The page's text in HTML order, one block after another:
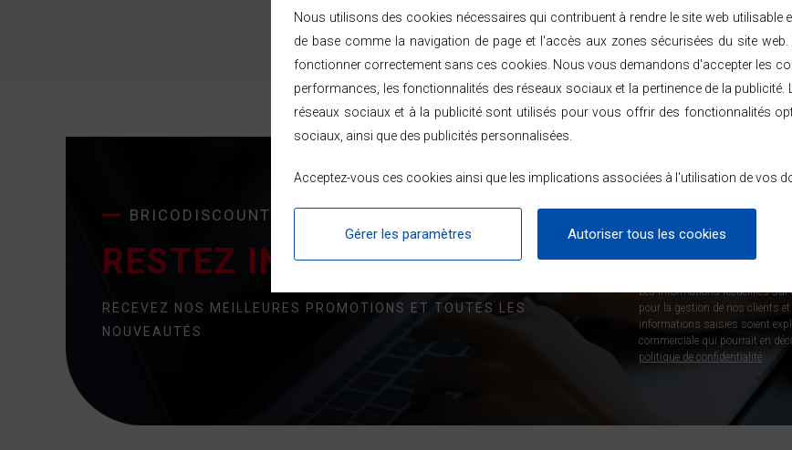
Afficher 2produits sur2 produit(s)
BRICODISCOUNT
RESTEZ INFORMÉ !
RECEVEZ NOS MEILLEURES PROMOTIONS ET TOUTES LES
NOUVEAUTÉS
J’accepte de recevoir
Les informations recueillies sur
pour la gestion de nos clients
informations saisies soient
commerciale qui pourrait en
politique de confidentialité.
Nous utilisons des cookies nécessaires qui contribuent à rendre le site web utilisable
de base comme la navigation de page et l'accès aux zones sécurisées du site
fonctionner correctement sans ces cookies. Nous vous demandons d'accepter les
performances, les fonctionnalités des réseaux sociaux et la pertinence de la publicité.
réseaux sociaux et à la publicité sont utilisés pour vous offrir des fonctionnalités
sociaux, ainsi que des publicités personnalisées.
Acceptez-vous ces cookies ainsi que les implications associées à l'utilisation de vos
Gérer les paramètres Autoriser tous les cookies